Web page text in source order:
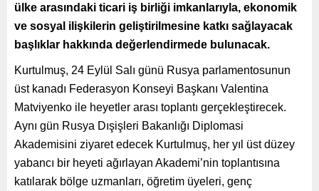
ülke arasındaki ticari iş birliği imkanlarıyla, ekonomik
ve sosyal ilişkilerin geliştirilmesine katkı sağlayacak
başlıklar hakkında değerlendirmede bulunacak.
Kurtulmuş, 24 Eylül Salı günü Rusya parlamentosunun
üst kanadı Federasyon Konseyi Başkanı Valentina
Matviyenko ile heyetler arası toplantı gerçekleştirecek.
Aynı gün Rusya Dışişleri Bakanlığı Diplomasi
Akademisini ziyaret edecek Kurtulmuş, her yıl üst düzey
yabancı bir heyeti ağırlayan Akademi’nin toplantısına
katılarak bölge uzmanları, öğretim üyeleri, genç